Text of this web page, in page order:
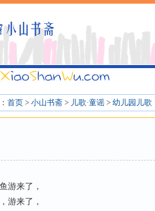
首页 > 小山书斋 > 儿歌·童谣 > 幼儿园儿歌
游来了，
游来了，